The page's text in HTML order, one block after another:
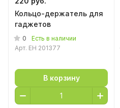
Кольцо-держатель для
гаджетов
0
Есть в наличии
Арт. EH 201377
В корзину